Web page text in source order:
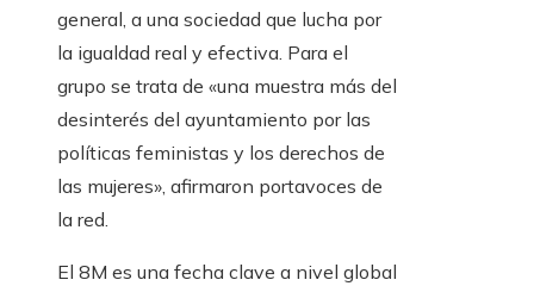
general, a una sociedad que lucha por
la igualdad real y efectiva. Para el
grupo se trata de «una muestra más del
desinterés del ayuntamiento por las
políticas feministas y los derechos de
las mujeres», afirmaron portavoces de
la red.
El 8M es una fecha clave a nivel global